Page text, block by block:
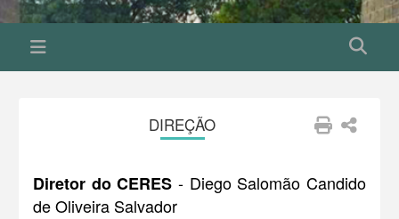
DIREÇÃO
Diretor do CERES - Diego Salomão Candido
de Oliveira Salvador